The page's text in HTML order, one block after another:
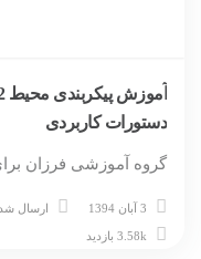
دستورات کاربردی
گروه آموزشی فرزان
3 آبان 1394 ارسال